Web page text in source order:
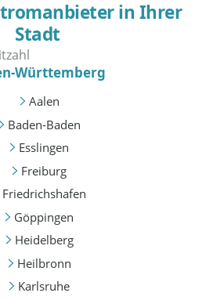
in Ihrer
Stadt
Württemberg
Aalen
Baden-Baden
Esslingen
Freiburg
Friedrichshafen
Göppingen
Heidelberg
Heilbronn
Karlsruhe